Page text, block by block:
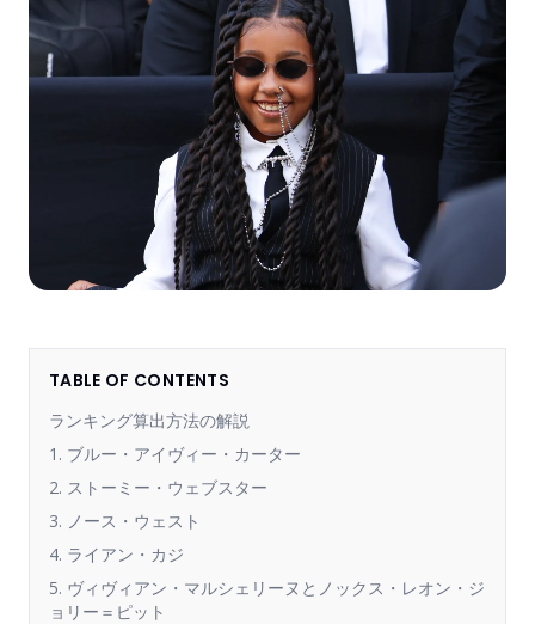
TABLE OF CONTENTS
ランキング算出方法の解説
1. ブルー・アイヴィー・カーター
2. ストーミー・ウェブスター
3. ノース・ウェスト
4. ライアン・カジ
5. ヴィヴィアン・マルシェリーヌとノックス・レオン・ジ
ョリー＝ピット